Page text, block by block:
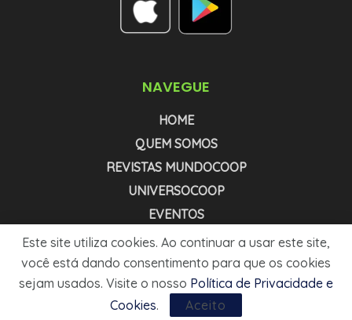
NAVEGUE
HOME
QUEM SOMOS
REVISTAS MUNDOCOOP
UNIVERSOCOOP
EVENTOS
NEWSLETTER COOPNEWS
NEWSLETTER AGRONEWS
MÍDIA KIT
Este site utiliza cookies. Ao continuar a usar este site,
você está dando consentimento para que os cookies
sejam usados. Visite o nosso Política de Privacidade e
Cookies. Aceito